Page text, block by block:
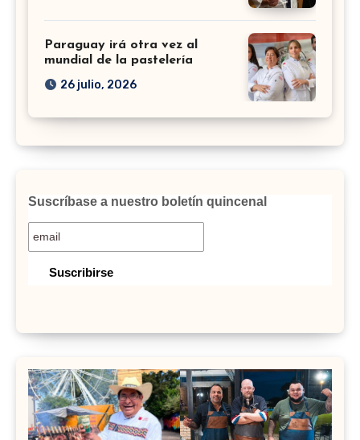
Paraguay irá otra vez al
mundial de la pastelería
26 julio, 2026
Suscríbase a nuestro boletín quincenal